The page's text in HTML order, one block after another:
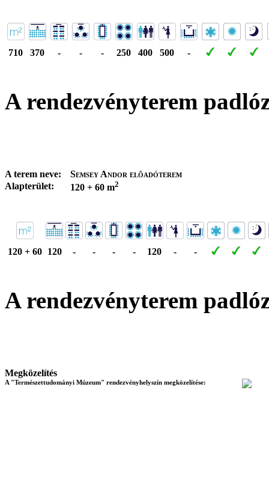
710 370 - - - 250 400 500 -
A rendezvényterem
A terem neve:
Semsey Andor elõadóterem
Alapterület:
120 + 60 m2
120 + 60 120 - - - - 120 - -
A rendezvényterem
Megközelítés
A "Természettudományi Múzeum" rendezvényhelyszín megközelítése: